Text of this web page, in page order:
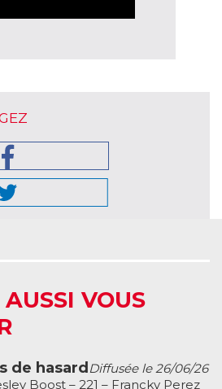
VOUS
de hasard Diffusée le 26/06/26
Boost – 221 – Francky Perez